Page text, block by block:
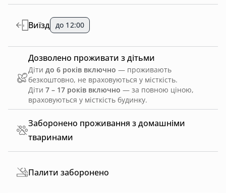
Заборонено проживання з домашніми
тваринами
Виїзд до 12:00
Дозволено проживати з дітьми
Діти до 6 років включно — проживають
безкоштовно, не враховуються у місткість.
Діти 7 – 17 років включно — за повною ціною,
враховуються у місткість будинку.
Палити заборонено